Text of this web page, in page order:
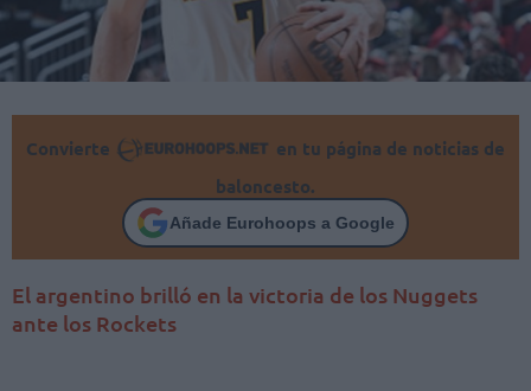
Convierte
en tu página de noticias de
baloncesto.
Añade Eurohoops a Google
El argentino brilló en la victoria de los Nuggets
ante los Rockets